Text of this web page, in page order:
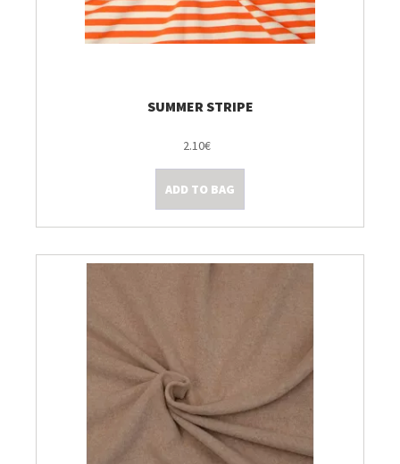
SUMMER STRIPE
2.10€
ADD TO BAG